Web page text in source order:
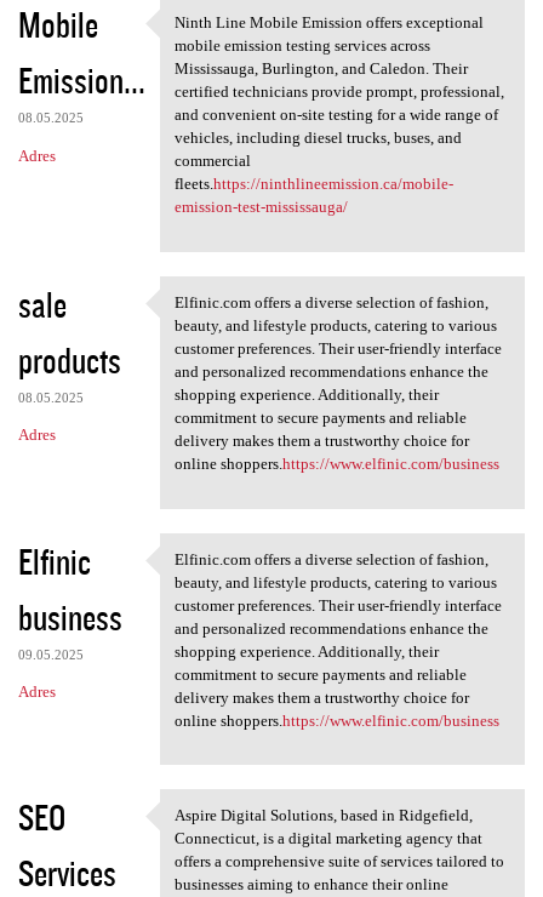
Mobile
Emission...
08.05.2025
Adres
Ninth Line Mobile Emission
Ninth Line Mobile Emission offers exceptional
mobile emission testing services across
Mississauga, Burlington, and Caledon. Their
certified technicians provide prompt, professional,
and convenient on-site testing for a wide range of
vehicles, including diesel trucks, buses, and
commercial
fleets.https://ninthlineemission.ca/mobile-
emission-test-mississauga/
sale
products
08.05.2025
Adres
Elfinic.com offers a diverse
Elfinic.com offers a diverse selection of fashion,
beauty, and lifestyle products, catering to various
customer preferences. Their user-friendly interface
and personalized recommendations enhance the
shopping experience. Additionally, their
commitment to secure payments and reliable
delivery makes them a trustworthy choice for
online shoppers.https://www.elfinic.com/business
Elfinic
business
09.05.2025
Adres
Elfinic.com offers a diverse
Elfinic.com offers a diverse selection of fashion,
beauty, and lifestyle products, catering to various
customer preferences. Their user-friendly interface
and personalized recommendations enhance the
shopping experience. Additionally, their
commitment to secure payments and reliable
delivery makes them a trustworthy choice for
online shoppers. https://www.elfinic.com/business
SEO
Services
Aspire Digital Solutions,
Aspire Digital Solutions, based in Ridgefield,
Connecticut, is a digital marketing agency that
offers a comprehensive suite of services tailored to
businesses aiming to enhance their online